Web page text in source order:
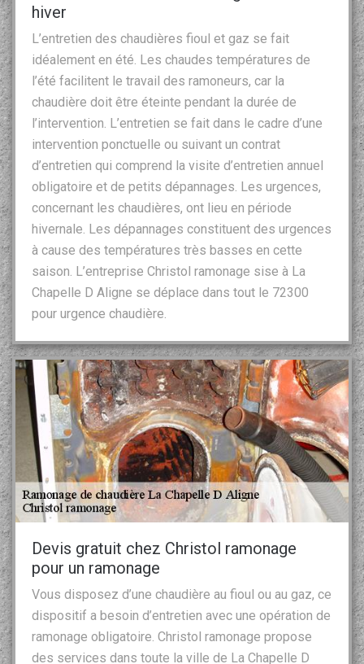
hiver
L’entretien des chaudières fioul et gaz se fait
idéalement en été. Les chaudes températures de
l’été facilitent le travail des ramoneurs, car la
chaudière doit être éteinte pendant la durée de
l’intervention. L’entretien se fait dans le cadre d’une
intervention ponctuelle ou suivant un contrat
d’entretien qui comprend la visite d’entretien annuel
obligatoire et de petits dépannages. Les urgences,
concernant les chaudières, ont lieu en période
hivernale. Les dépannages constituent des urgences
à cause des températures très basses en cette
saison. L’entreprise Christol ramonage sise à La
Chapelle D Aligne se déplace dans tout le 72300
pour urgence chaudière.
Devis gratuit chez Christol ramonage
pour un ramonage
Vous disposez d’une chaudière au fioul ou au gaz, ce
dispositif a besoin d’entretien avec une opération de
ramonage obligatoire. Christol ramonage propose
des services dans toute la ville de La Chapelle D